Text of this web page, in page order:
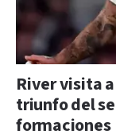
River visita
triunfo del
formaciones